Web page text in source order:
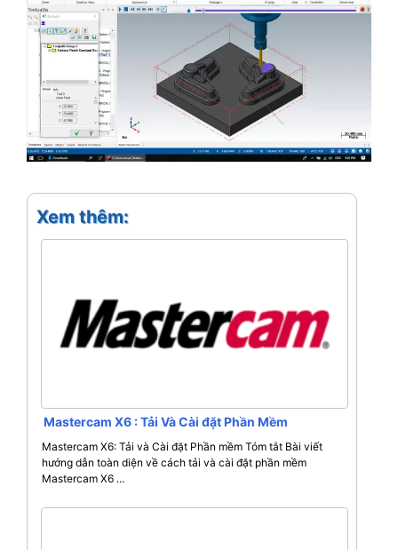
Xem thêm:
Mastercam X6 : Tải Và Cài đặt Phần Mềm
Mastercam X6: Tải và Cài đặt Phần mềm Tóm tắt Bài viết
hướng dẫn toàn diện về cách tải và cài đặt phần mềm
Mastercam X6 ...